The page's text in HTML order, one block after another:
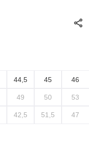
44,5 45 46
49 50 53
42,5 51,5 47